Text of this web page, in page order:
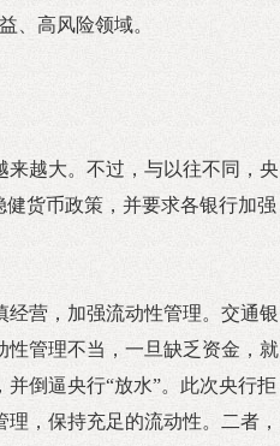
、高风险领域。
越大。不过，与以往不同，央
货币政策，并要求各银行加强
营，加强流动性管理。交通银
性管理不当，一旦缺乏资金，就
倒逼央行“放水”。此次央行拒
，保持充足的流动性。二者，